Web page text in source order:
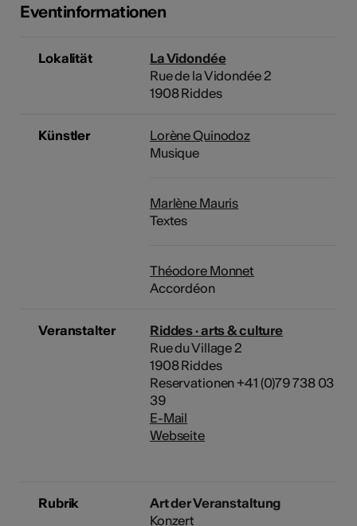
Eventinformationen
Lokalität
La Vidondée
Rue de la Vidondée 2
1908 Riddes
Künstler
Lorène Quinodoz
Musique
Marlène Mauris
Textes
Théodore Monnet
Accordéon
Veranstalter
Riddes · arts & culture
Rue du Village 2
1908 Riddes
Reservationen +41 (0)79 738 03
39
E-Mail
Webseite
Rubrik
Art der Veranstaltung
Konzert